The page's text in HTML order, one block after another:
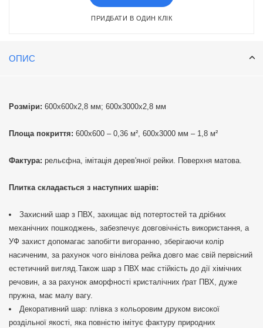
ПРИДБАТИ В ОДИН КЛІК
ОПИС
Розміри: 600х600х2,8 мм; 600х3000х2,8 мм
Площа покриття: 600х600 – 0,36 м², 600х3000 мм – 1,8 м²
Фактура: рельєфна, імітація дерев'яної рейки. Поверхня матова.
Плитка складається з наступних шарів:
Захисний шар з ПВХ, захищає від потертостей та дрібних
механічних пошкоджень, забезпечує довговічність використання, а
УФ захист допомагає запобігти вигоранню, зберігаючи колір
насиченим, за рахунок чого вінілова рейка довго має свій первісний
естетичний вигляд.Також шар з ПВХ має стійкість до дії хімічних
речовин, а за рахунок аморфності кристалічних ґрат ПВХ, дуже
пружна, має малу вагу.
Декоративний шар: плівка з кольоровим друком високої
роздільної якості, яка повністю імітує фактуру природних